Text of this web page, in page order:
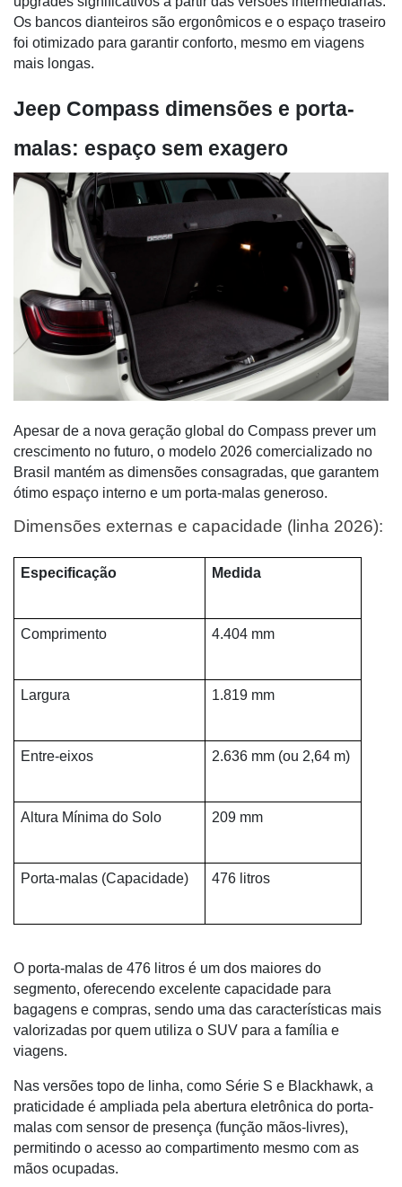
Os bancos dianteiros são ergonômicos e o espaço traseiro
foi otimizado para garantir conforto, mesmo em viagens
mais longas.
Jeep Compass dimensões e porta-
malas: espaço sem exagero
Apesar de a nova geração global do Compass prever um
crescimento no futuro, o modelo 2026 comercializado no
Brasil mantém as dimensões consagradas, que garantem
ótimo espaço interno e um porta-malas generoso.
Dimensões externas e capacidade (linha 2026):
Especificação Medida
Comprimento 4.404 mm
Largura 1.819 mm
Entre-eixos 2.636 mm (ou 2,64 m)
Altura Mínima do Solo 209 mm
Porta-malas (Capacidade) 476 litros
O porta-malas de 476 litros é um dos maiores do
segmento, oferecendo excelente capacidade para
bagagens e compras, sendo uma das características mais
valorizadas por quem utiliza o SUV para a família e
viagens.
Nas versões topo de linha, como Série S e Blackhawk, a
praticidade é ampliada pela abertura eletrônica do porta-
malas com sensor de presença (função mãos-livres),
permitindo o acesso ao compartimento mesmo com as
mãos ocupadas.